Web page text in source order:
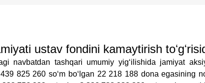
ustav fondini kamaytirish
navbatdan tashqari umumiy yig‘ilishida jamiyat
825 260 so‘m bo‘lgan 22 218 188 dona egasining